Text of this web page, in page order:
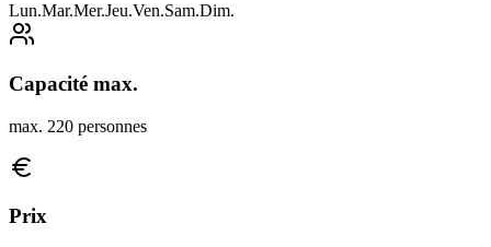
Lun.Mar.Mer.Jeu.Ven.Sam.Dim.
Capacité max.
max. 220 personnes
Prix